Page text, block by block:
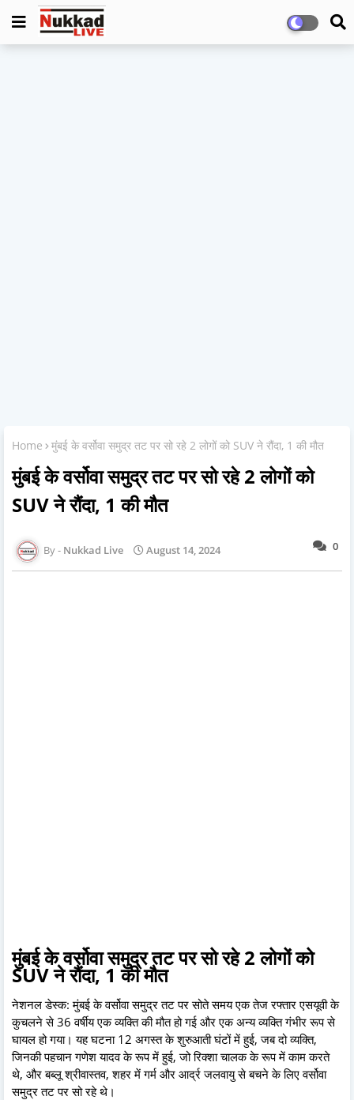
Home मुंबई के वर्सोवा समुद्र तट पर सो रहे 2 लोगों को SUV ने रौंदा, 1 की मौत
मुंबई के वर्सोवा समुद्र तट पर सो रहे 2 लोगों को
SUV ने रौंदा, 1 की मौत
0
Nukkad Live August 14, 2024
मुंबई के वर्सोवा समुद्र तट पर सो रहे 2 लोगों को
SUV ने रौंदा, 1 की मौत
नेशनल डेस्क: मुंबई के वर्सोवा समुद्र तट पर सोते समय एक तेज रफ्तार एसयूवी के
कुचलने से 36 वर्षीय एक व्यक्ति की मौत हो गई और एक अन्य व्यक्ति गंभीर रूप से
घायल हो गया। यह घटना 12 अगस्त के शुरुआती घंटों में हुई, जब दो व्यक्ति,
जिनकी पहचान गणेश यादव के रूप में हुई, जो रिक्शा चालक के रूप में काम करते
थे, और बब्लू श्रीवास्तव, शहर में गर्म और आर्द्र जलवायु से बचने के लिए वर्सोवा
समुद्र तट पर सो रहे थे।